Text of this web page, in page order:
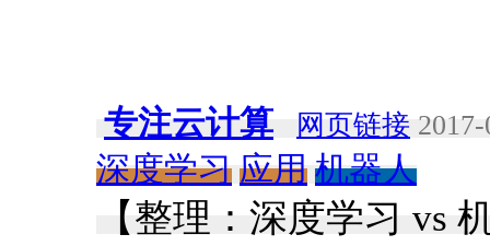
专注云计算 网页链接
深度学习 应用 机器人
【整理：深度学习 vs